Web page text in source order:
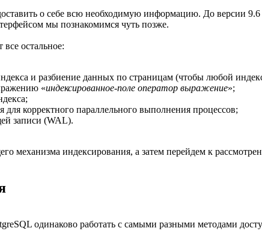
о себе всю необходимую информацию. До версии 9.6
мы познакомимся чуть позже.
остальное:
и разбиение данных по страницам (чтобы любой
«индексированное-поле оператор выражение»;
для корректного параллельного выполнения процессов;
записи (WAL).
механизма индексирования, а затем перейдем к
одинаково работать с самыми разными методами